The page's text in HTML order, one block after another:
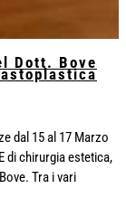
Dott. Bove
dal 15 al 17 Marzo
di chirurgia estetica,
Tra i vari